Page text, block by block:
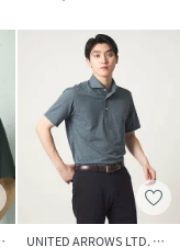
UNITED ARROWS LTD. OUTLET